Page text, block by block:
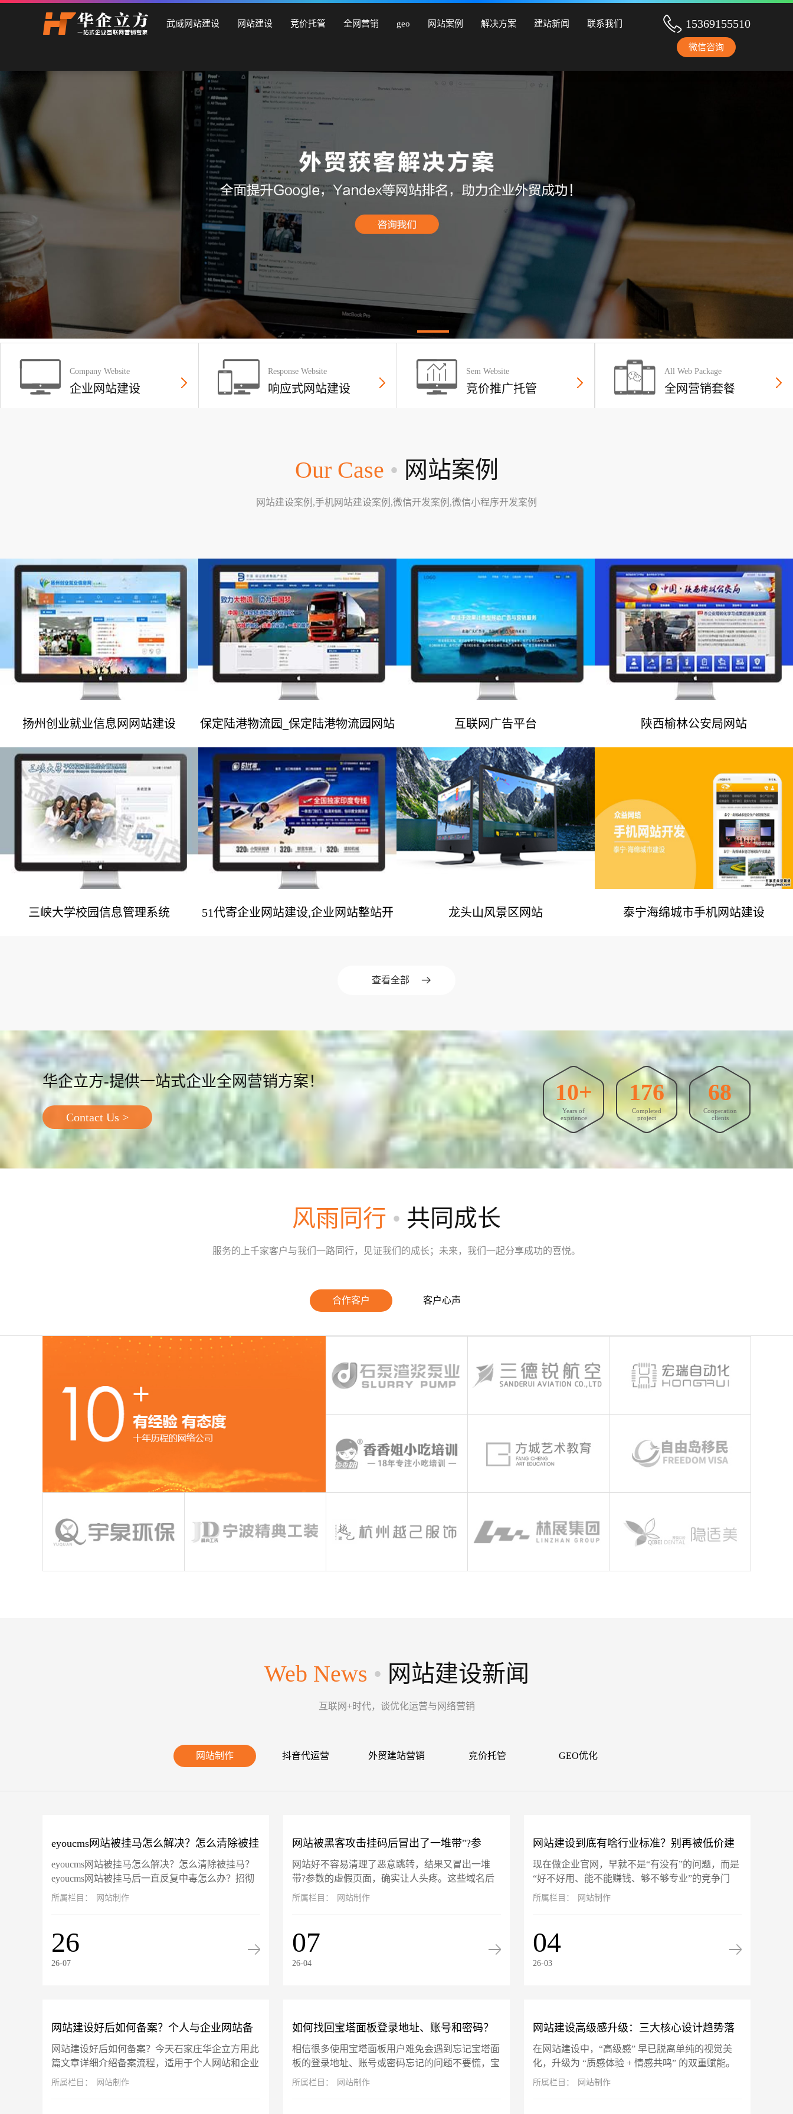
武威网站建设 网站建设 竞价托管 全网营销 geo 网站案例 解决方案 建站新闻 联系我们 15369155510
微信咨询
Company Website
企业网站建设
Response Website
响应式网站建设
Sem Website
竞价推广托管
All Web Package
全网营销套餐
Our Case • 网站案例
网站建设案例,手机网站建设案例,微信开发案例,微信小程序开发案例
网站建设案例
扬州创业就业信息网网站建设
网站建设案例
保定陆港物流园_保定陆港物流园网站
网站建设案例
互联网广告平台 陕西榆林公安局网站
三峡大学校园信息管理系统 51代寄企业网站建设,企业网站整站开 龙头山风景区网站 泰宁海绵城市手机网站建设
查看全部
华企立方-提供一站式企业全网营销方案！
Contact Us >
10+
Years of
exprience
176
Completed
project
68
Cooperation
clients
风雨同行 • 共同成长
服务的上千家客户与我们一路同行，见证我们的成长；未来，我们一起分享成功的喜悦。
合作客户 客户心声
Web News • 网站建设新闻
互联网+时代，谈优化运营与网络营销
网站制作 抖音代运营 外贸建站营销 竞价托管 GEO优化
eyoucms网站被挂马怎么解决？怎么清除被挂
马？
eyoucms网站被挂马怎么解决？怎么清除被挂马？
eyoucms网站被挂马后一直反复中毒怎么办？招彻
底告别反复挂马，彻底清除挂马！此篇文章以
所属栏目： 网站制作
26
26-07
网站被黑客攻击挂码后冒出了一堆带"?参
数"的虚假页面怎么解决？
网站好不容易清理了恶意跳转，结果又冒出一堆
带?参数的虚假页面，确实让人头疼‌。‌这些域名后
加?的页面不是真实存在，而是搜索引擎（如百
所属栏目： 网站制作
07
26-04
网站建设到底有啥行业标准？别再被低价建
站坑惨了！
现在做企业官网，早就不是“有没有”的问题，而是
“好不好用、能不能赚钱、够不够专业”的竞争门
槛。网站就是企业线上的门面、获客的入口、跟客
所属栏目： 网站制作
04
26-03
网站建设好后如何备案？个人与企业网站备
案流程详解
网站建设好后如何备案？今天石家庄华企立方用此
篇文章详细介绍备案流程，适用于个人网站和企业
网站备案流程。备案旨在确保网站运营主体的真实
所属栏目： 网站制作
如何找回宝塔面板登录地址、账号和密码？
相信很多使用宝塔面板用户难免会遇到忘记宝塔面
板的登录地址、账号或密码忘记的问题不要慌，宝
塔面板的账号信息是可以通过终端找回的，以服务
所属栏目： 网站制作
网站建设高级感升级：三大核心设计趋势落
地指南
在网站建设中，“高级感” 早已脱离单纯的视觉美
化，升级为 “质感体验 + 情感共鸣” 的双重赋能。
微交互、暗黑模式与 3D 视差三大热门设计趋势，
所属栏目： 网站制作